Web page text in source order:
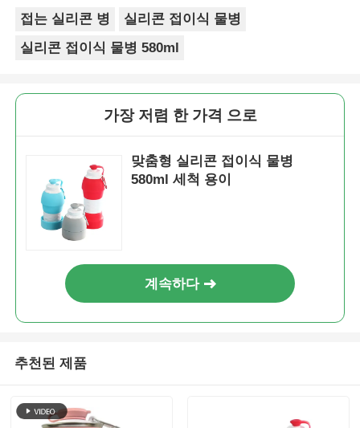
접는 실리콘 병
실리콘 접이식 물병
실리콘 접이식 물병 580ml
가장 저렴 한 가격 으로
맞춤형 실리콘 접이식 물병
580ml 세척 용이
계속하다
추천된 제품